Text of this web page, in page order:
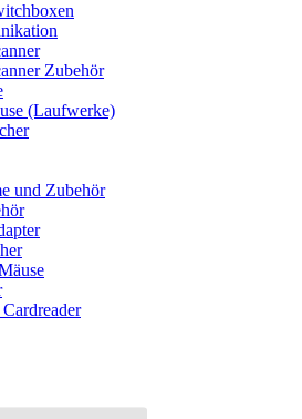
Zubehör
(Laufwerke)
und Zubehör